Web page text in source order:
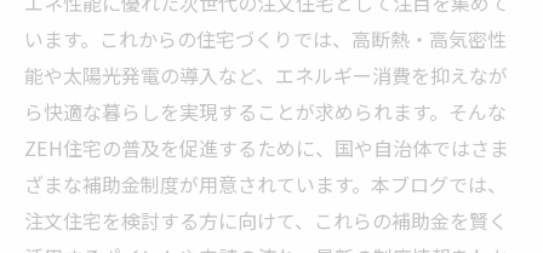
います。これからの住宅づくりでは、高断熱・高気密性
能や太陽光発電の導入など、エネルギー消費を抑えなが
ら快適な暮らしを実現することが求められます。そんな
ZEH住宅の普及を促進するために、国や自治体ではさま
ざまな補助金制度が用意されています。本ブログでは、
注文住宅を検討する方に向けて、これらの補助金を賢く